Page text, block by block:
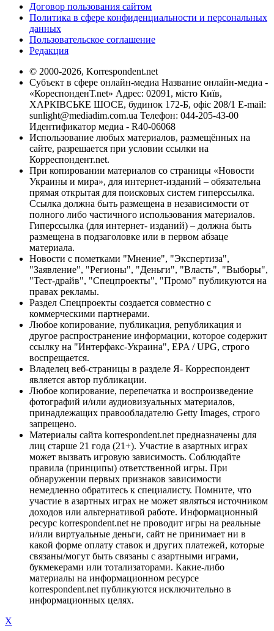
Договор пользования сайтом
Политика в сфере конфиденциальности и персональных
данных
Пользовательское соглашение
Редакция
© 2000-2026, Korrespondent.net
Субъект в сфере онлайн-медиа Название онлайн-медиа -
«КореспонденТ.net» Адрес: 02091, місто Київ,
ХАРКІВСЬКЕ ШОСЕ, будинок 172-Б, офіс 208/1 E-mail:
sunlight@mediadim.com.ua Телефон: 044-205-43-00
Идентификатор медиа - R40-06068
Использование любых материалов, размещённых на
сайте, разрешается при условии ссылки на
Корреспондент.net.
При копировании материалов со страницы «Новости
Украины и мира», для интернет-изданий – обязательна
прямая открытая для поисковых систем гиперссылка.
Ссылка должна быть размещена в независимости от
полного либо частичного использования материалов.
Гиперссылка (для интернет- изданий) – должна быть
размещена в подзаголовке или в первом абзаце
материала.
Новости с пометками "Мнение", "Экспертиза",
"Заявление", "Регионы", "Деньги", "Власть", "Выборы",
"Тест-драйв", "Спецпроекты", "Промо" публикуются на
правах рекламы.
Раздел Спецпроекты создается совместно с
коммерческими партнерами.
Любое копирование, публикация, републикация и
другое распространение информации, которое содержит
ссылку на "Интерфакс-Украина", EPA / UPG, строго
воспрещается.
Владелец веб-страницы в разделе Я- Корреспондент
является автор публикации.
Любое копирование, перепечатка и воспроизведение
фотографий и/или аудиовизуальных материалов,
принадлежащих правообладателю Getty Images, строго
запрещено.
Материалы сайта korrespondent.net предназначены для
лиц старше 21 года (21+). Участие в азартных играх
может вызвать игровую зависимость. Соблюдайте
правила (принципы) ответственной игры. При
обнаружении первых признаков зависимости
немедленно обратитесь к специалисту. Помните, что
участие в азартных играх не может являться источником
доходов или альтернативой работе. Информационный
ресурс korrespondent.net не проводит игры на реальные
и/или виртуальные деньги, сайт не принимает ни в
какой форме оплату ставок и других платежей, которые
связаны/могут быть связаны с азартными играми,
букмекерами или тотализаторами. Какие-либо
материалы на информационном ресурсе
korrespondent.net публикуются исключительно в
информационных целях.
X